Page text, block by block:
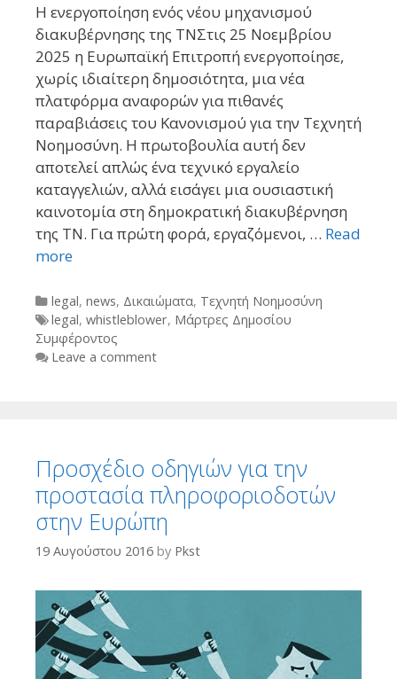
Η ενεργοποίηση ενός νέου μηχανισμού
διακυβέρνησης της ΤΝΣτις 25 Νοεμβρίου
2025 η Ευρωπαϊκή Επιτροπή ενεργοποίησε,
χωρίς ιδιαίτερη δημοσιότητα, μια νέα
πλατφόρμα αναφορών για πιθανές
παραβιάσεις του Κανονισμού για την Τεχνητή
Νοημοσύνη. Η πρωτοβουλία αυτή δεν
αποτελεί απλώς ένα τεχνικό εργαλείο
καταγγελιών, αλλά εισάγει μια ουσιαστική
καινοτομία στη δημοκρατική διακυβέρνηση
της ΤΝ. Για πρώτη φορά, εργαζόμενοι, … Read
more
Categories
legal, news, Δικαιώματα, Τεχνητή Νοημοσύνη
Tags
legal, whistleblower, Μάρτρες Δημοσίου
Συμφέροντος
Leave a comment
Προσχέδιο οδηγιών για την
προστασία πληροφοριοδοτών
στην Ευρώπη
19 Αυγούστου 2016 by Pkst